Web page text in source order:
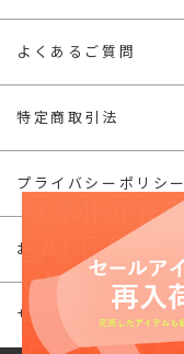
よくあるご質問
特定商取引法
プライバシーポリシー
お問い合わせ
サイトマップ